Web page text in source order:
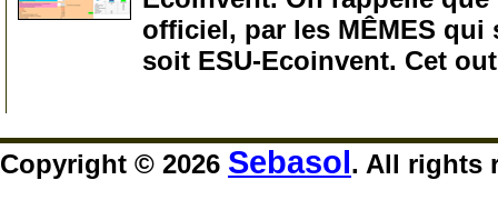
officiel, par les MÊMES
soit ESU-Ecoinvent. Cet
Copyright © 2026 Sebasol. All rights